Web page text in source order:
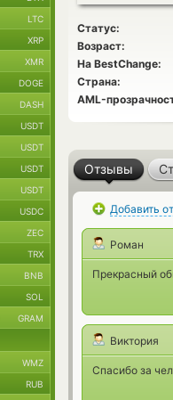
Статус:
Возраст:
На BestChange:
Страна:
AML-
Отзывы
Добавить
Роман
Прекрасный
Виктория
Спасибо за
LTC
XRP
XMR
DOGE
DASH
USDT
USDT
USDT
USDT
USDC
ZEC
TRX
BNB
SOL
GRAM
WMZ
RUB